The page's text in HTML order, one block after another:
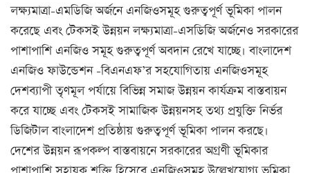
লক্ষ্যমাত্রা-এমডিজি অর্জনে এনজিওসমূহ গুরুত্বপূর্ণ ভূমিকা পালন
করেছে এবং টেকসই উন্নয়ন লক্ষ্যমাত্রা-এসডিজি অর্জনেও সরকারের
পাশাপাশি এনজিও সমূহ গুরুত্বপূর্ণ অবদান রেখে যাচ্ছে। বাংলাদেশ
এনজিও ফাউন্ডেশন -বিএনএফ’র সহযোগিতায় এনজিওসমূহ
দেশব্যাপী তৃণমূল পর্যায়ে বিভিন্ন সমাজ উন্নয়ন কার্যক্রম বাস্তবায়ন
করে যাচ্ছে এবং টেকসই সামাজিক উন্নয়নসহ তথ্য প্রযুক্তি নির্ভর
ডিজিটাল বাংলাদেশ প্রতিষ্ঠায় গুরুত্বপূর্ণ ভূমিকা পালন করছে।
দেশের উন্নয়ন রূপকল্প বাস্তবায়নে সরকারের অগ্রণী ভূমিকার